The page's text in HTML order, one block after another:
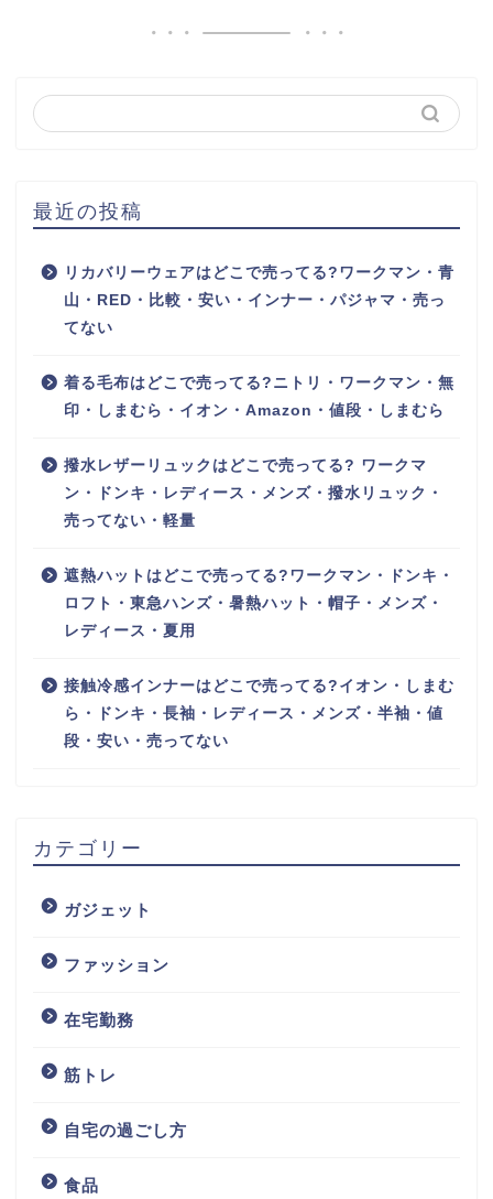
最近の投稿
リカバリーウェアはどこで売ってる?ワークマン・青
山・RED・比較・安い・インナー・パジャマ・売っ
てない
着る毛布はどこで売ってる?ニトリ・ワークマン・無
印・しまむら・イオン・Amazon・値段・しまむら
撥水レザーリュックはどこで売ってる? ワークマ
ン・ドンキ・レディース・メンズ・撥水リュック・
売ってない・軽量
遮熱ハットはどこで売ってる?ワークマン・ドンキ・
ロフト・東急ハンズ・暑熱ハット・帽子・メンズ・
レディース・夏用
接触冷感インナーはどこで売ってる?イオン・しまむ
ら・ドンキ・長袖・レディース・メンズ・半袖・値
段・安い・売ってない
カテゴリー
ガジェット
ファッション
在宅勤務
筋トレ
自宅の過ごし方
食品